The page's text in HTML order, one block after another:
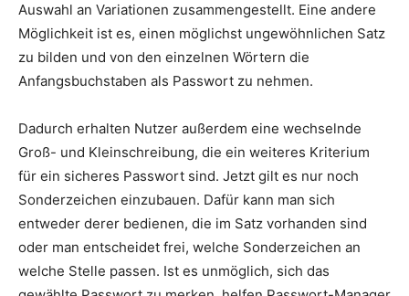
Auswahl an Variationen zusammengestellt. Eine andere
Möglichkeit ist es, einen möglichst ungewöhnlichen Satz
zu bilden und von den einzelnen Wörtern die
Anfangsbuchstaben als Passwort zu nehmen.
Dadurch erhalten Nutzer außerdem eine wechselnde
Groß- und Kleinschreibung, die ein weiteres Kriterium
für ein sicheres Passwort sind. Jetzt gilt es nur noch
Sonderzeichen einzubauen. Dafür kann man sich
entweder derer bedienen, die im Satz vorhanden sind
oder man entscheidet frei, welche Sonderzeichen an
welche Stelle passen. Ist es unmöglich, sich das